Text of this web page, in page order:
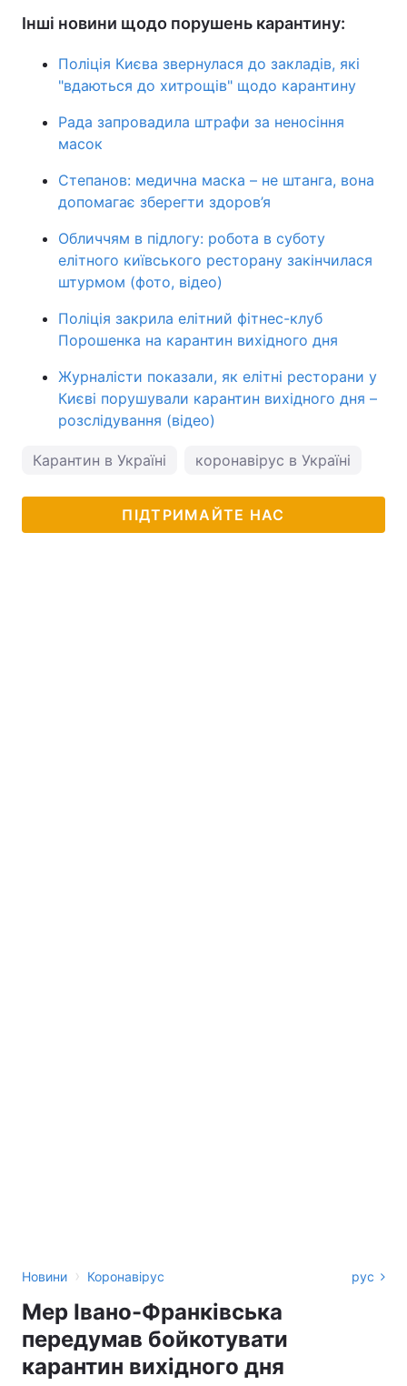
Інші новини щодо порушень карантину:
Поліція Києва звернулася до закладів, які
"вдаються до хитрощів" щодо карантину
Рада запровадила штрафи за неносіння
масок
Степанов: медична маска – не штанга, вона
допомагає зберегти здоров’я
Обличчям в підлогу: робота в суботу
елітного київського ресторану закінчилася
штурмом (фото, відео)
Поліція закрила елітний фітнес-клуб
Порошенка на карантин вихідного дня
Журналісти показали, як елітні ресторани у
Києві порушували карантин вихідного дня –
розслідування (відео)
Карантин в Україні коронавірус в Україні
ПІДТРИМАЙТЕ НАС
Новини › Коронавірус рус
Мер Івано-Франківська
передумав бойкотувати
карантин вихідного дня